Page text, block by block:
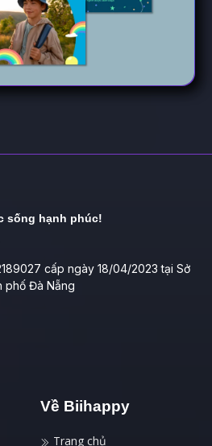
sống hạnh phúc!
cấp ngày 18/04/2023 tại Sở
phố Đà Nẵng
Về Biihappy
Trang chủ